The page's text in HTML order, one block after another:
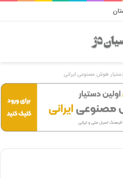
هوش مصنوعی ایرانی